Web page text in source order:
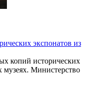
экспонатов из
копий исторических
музеях. Министерство